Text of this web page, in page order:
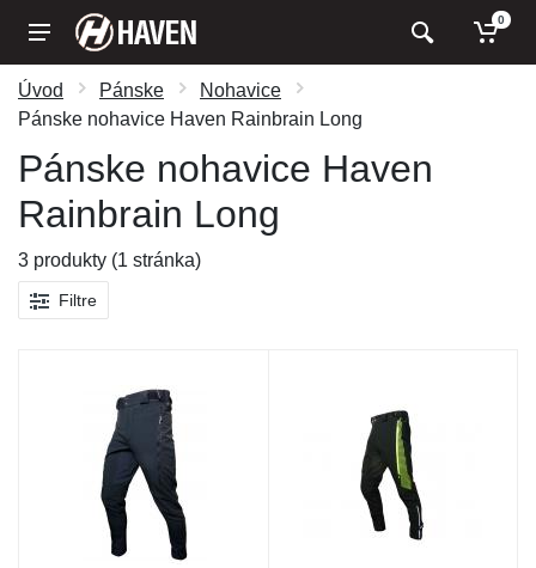
0
Úvod Pánske
Nohavice
Pánske nohavice Haven Rainbrain Long
Pánske nohavice Haven
Rainbrain Long
3 produkty (1 stránka)
Filtre